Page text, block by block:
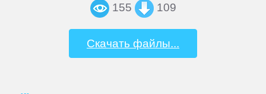
155 109
Скачать файлы...